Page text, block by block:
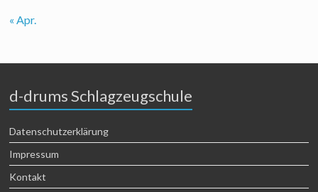
« Apr.
d-drums Schlagzeugschule
Datenschutzerklärung
Impressum
Kontakt